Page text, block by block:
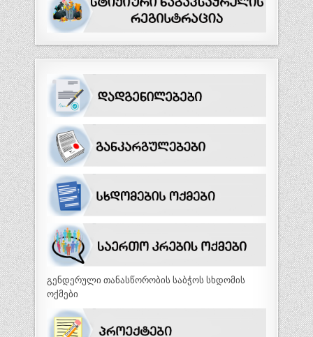
გენდერული თანასწორობის საბჭოს სხდომის
ოქმები